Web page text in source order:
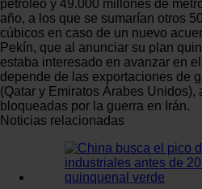
datos personales y establezca
sección de datos. Puede
consentimiento en cualquier
de cookies.
Las cookies de este sitio web
el contenido y los anuncios,
sociales y analizar el tráfico.
información sobre el uso que
nuestros partners de redes
petróleo y 49.000 millones de
año, a los que se sumarían otros
cúbicos en caso de un nuevo
Pekín, que al anunciar su plan
estaba interesado en avanzar en
depende de las exportaciones de
(Qatar y Emiratos Árabes Unidos),
bloqueadas por la guerra en Irán.
Noticias relacionadas